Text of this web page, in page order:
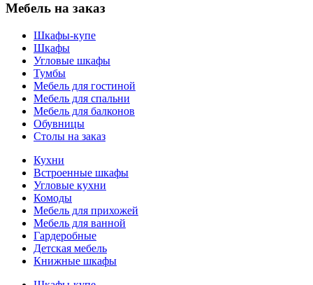
Мебель на заказ
Шкафы-купе
Шкафы
Угловые шкафы
Тумбы
Мебель для гостиной
Мебель для спальни
Мебель для балконов
Обувницы
Столы на заказ
Кухни
Встроенные шкафы
Угловые кухни
Комоды
Мебель для прихожей
Мебель для ванной
Гардеробные
Детская мебель
Книжные шкафы